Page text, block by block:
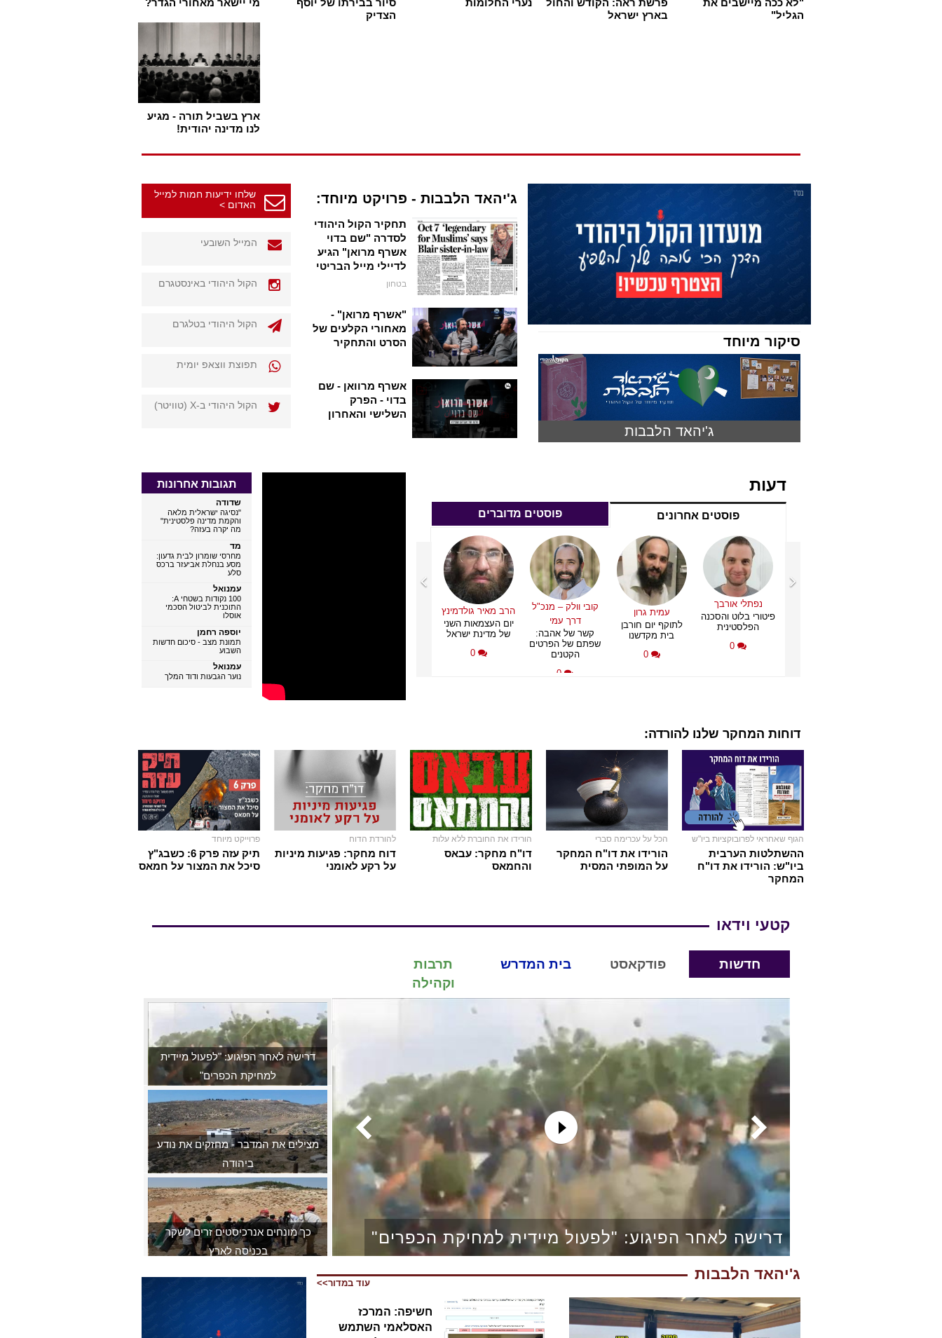
הצדיק
בארץ ישראל
הגליל"
ארץ בשביל תורה - מגיע
לנו מדינה יהודית!
סיקור מיוחד
ג'יהאד הלבבות
ג'יהאד הלבבות - פרויקט מיוחד:
תחקיר הקול היהודי
לסדרה "שם בדוי
אשרף מרואן" הגיע
לדיילי מייל הבריטי
בטחון
"אשרף מרואן" -
מאחורי הקלעים של
הסרט והתחקיר
אשרף מרוואן - שם
בדוי - הפרק
השלישי והאחרון
שלחו ידיעות חמות למייל
האדום >
המייל השובעי
הקול היהודי באינסטגרם
הקול היהודי בטלגרם
תפוצת ווצאפ יומית
הקול היהודי ב-X (טוויטר)
דעות
פוסטים אחרונים פוסטים מדוברים
נפתלי אורבך
פיטורי בלוט והסכנה
הפלסטינית
0
עמית גרון
לתוקף יום חורבן
בית מקדשנו
0
קובי וולק – מנכ"ל
דרך עמי
קשר של אהבה:
שפתם של הפרטים
הקטנים
0
הרב מאיר גולדמינץ
יום העצמאות השני
של מדינת ישראל
0
קובי וולק – מנכ"ל
דרך עמי
קשר של אהבה:
שפתם של הפרטים
הקטנים
0
הרב מאיר גולדמינץ
תגובות אחרונות
שדודה
"נסיגה ישראלית מלאה
והקמת מדינה פלסטינית"
מה יקרה בעזה?
מד
מחרסי שומרון לבית גדעון:
מסע בנחלת אביעזר ברכס
סלע
עמנואל
100 נקודות בשטחי A:
התוכנית לביטול הסכמי
אוסלו
יוספה רחמן
תמונת מצב - סיכום חדשות
השבוע
עמנואל
נוער הגבעות ודוד המלך
דוחות המחקר שלנו להורדה:
פרוייקט מיוחד
תיק עזה פרק 6: כשבג"ץ
סיכל את המצור על חמאס
להורדת הדוח
דוח מחקר: פגיעות מיניות
על רקע לאומני
הורידו את החוברת ללא עלות
דו"ח מחקר: עבאס
והחמאס
הכל על עכרימה סברי
הורידו את דו"ח המחקר
על המופתי המסית
הגוף שאחראי לפרובוקציות ביו"ש
ההשתלטות הערבית
ביו"ש: הורידו את דו"ח
המחקר
קטעי וידאו
חדשות פודקאסט בית המדרש
תרבות
וקהילה
דרישה לאחר הפיגוע: "לפעול מיידית למחיקת הכפרים"
דרישה לאחר הפיגוע: "לפעול מיידית
למחיקת הכפרים"
מצילים את המדבר - מחזקים את נודע
ביהודה
כך מונחים אנרכיסטים זרים לשקר
בכניסה לארץ
ג'יהאד הלבבות
עוד במדור>>
חשיפה: המרכז
האסלאמי השתמש